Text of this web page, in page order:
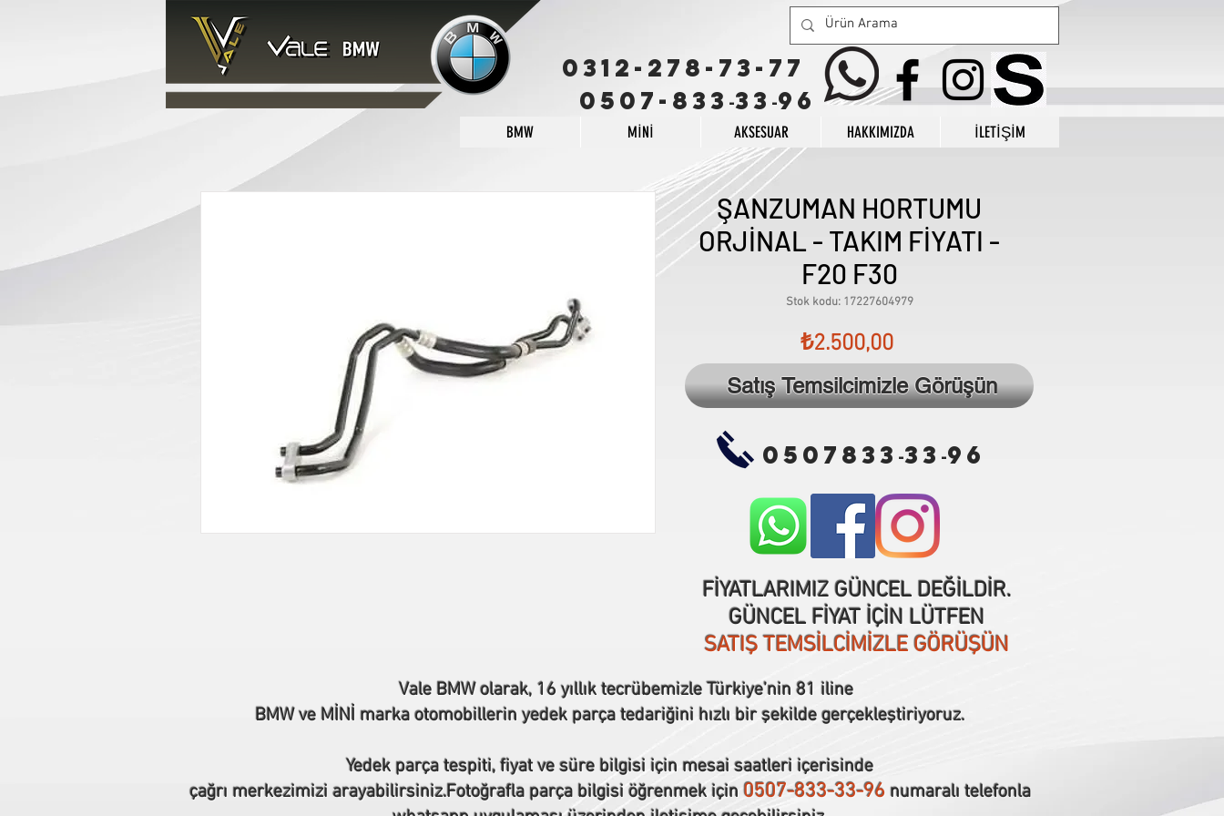
0312-278-73-77
0507-833 -33 -96
BMW MİNİ AKSESUAR HAKKIMIZDA İLETİŞİM
ŞANZUMAN HORTUMU
ORJİNAL - TAKIM FİYATI -
F20 F30
Stok kodu: 17227604979
₺2.500,00Fiyat
0507833 -33 -96
Satış Temsilcimizle Görüşün
FİYATLARIMIZ GÜNCEL DEĞİLDİR.
GÜNCEL FİYAT İÇİN LÜTFEN
SATIŞ TEMSİLCİMİZLE GÖRÜŞÜN
Vale BMW olarak, 16 yıllık tecrübemizle Türkiye’nin 81 iline
BMW ve MİNİ marka otomobillerin yedek parça tedariğini hızlı bir şekilde gerçekleştiriyoruz.
Yedek parça tespiti, fiyat ve süre bilgisi için mesai saatleri içerisinde
çağrı merkezimizi arayabilirsiniz.Fotoğrafla parça bilgisi öğrenmek için 0507-833-33-96numaralı telefonla